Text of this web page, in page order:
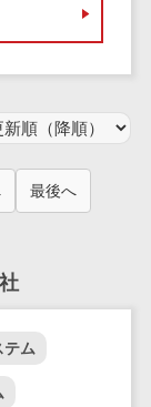
最後へ
テム